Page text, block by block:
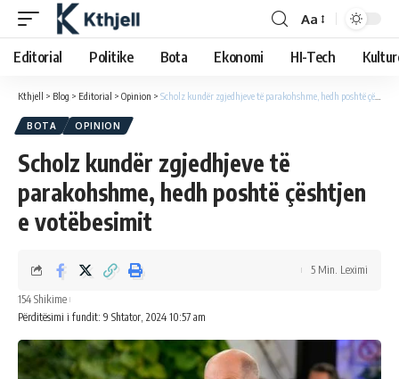
Aa
Editorial Politike Bota Ekonomi HI-Tech
Kthjell > Blog > Editorial > Opinion > Scholz kundër zgjedhjeve të parakohshme, hedh poshtë çështjen e votëbesimit
BOTA OPINION
Scholz kundër zgjedhjeve të
parakohshme, hedh poshtë çështjen
e votëbesimit
Përditësimi i fundit: 9 Shtator, 2024 10:57 am
154 Shikime
5 Min. Leximi